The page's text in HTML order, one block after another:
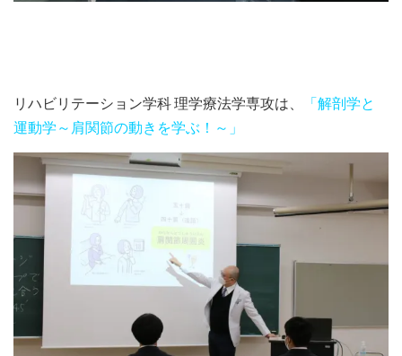
リハビリテーション学科 理学療法学専攻は、
「解剖学と
運動学～肩関節の動きを学ぶ！～」